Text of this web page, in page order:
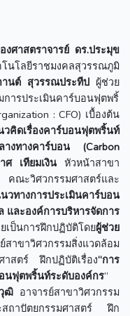
งศาสตราจารย์ ดร.ประมุข
นโลยีราชมงคลสุวรรณภูมิ
านต์ สุวรรณประทีป ผู้ช่วย
การประเมินคาร์บอนฟุตพริ้
: CFO) เบื้องต้น
คิดเรื่องคาร์บอนฟุตพริ้นท์
งทางคาร์บอน (Carbon
ศ เทียมเงิน หัวหน้าสาขา
วกรรมศาสตร์และ
วทางการประเมินคาร์บอน
และองค์การบริหารจัดการ
การฝึกปฏิบัติโดยผู้ช่วย
ขาวิศวกรรมสิ่งแวดล้อม
าสตร์ ฝึกปฏิบัติเรื่อง“การ
นฟุตพริ้นท์ระดับองค์กร”
ฒิ อาจารย์สาขาวิศวกรรม
ถาปัตยกรรมศาสตร์ ฝึก